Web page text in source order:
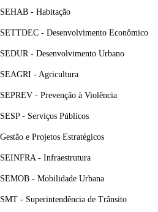
SEHAB - Habitação
SETTDEC - Desenvolvimento Econômico
SEDUR - Desenvolvimento Urbano
SEAGRI - Agricultura
SEPREV - Prevenção à Violência
SESP - Serviços Públicos
Gestão e Projetos Estratégicos
SEINFRA - Infraestrutura
SEMOB - Mobilidade Urbana
SMT - Superintendência de Trânsito